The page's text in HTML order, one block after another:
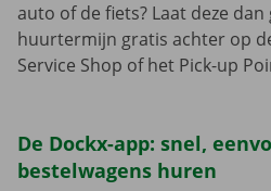
auto of de fiets? Laat deze
huurtermijn gratis achter op
Service Shop of het Pick-up
De Dockx-app: snel,
bestelwagens huren